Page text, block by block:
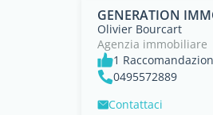
GENERATION
Olivier Bourcart
Agenzia immobiliare
1
0495572889
Contattaci